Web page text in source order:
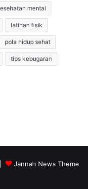
mental
latihan fisik
pola hidup sehat
tips kebugaran
Jannah News Theme